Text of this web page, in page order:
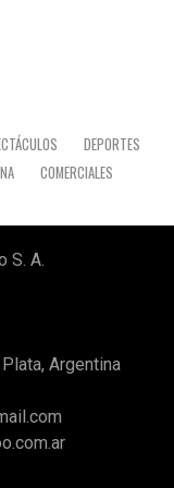
digital basada
DEPORTES
COMERCIALES
S. A.
Argentina